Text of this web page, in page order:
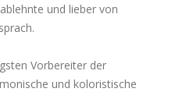
und lieber von
Vorbereiter der
und koloristische